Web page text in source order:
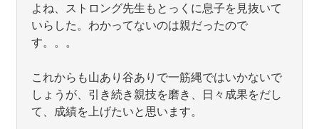
よね、ストロング先生もとっくに息子を見抜いて
いらした。わかってないのは親だったので
す。。。
これからも山あり谷ありで一筋縄ではいかないで
しょうが、引き続き親技を磨き、日々成果をだし
て、成績を上げたいと思います。